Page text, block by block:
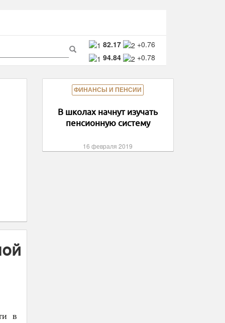
82.17
+0.76
94.84
+0.78
Поиск
в
ФИНАНСЫ И ПЕНСИИ
В школах начнут изучать
пенсионную систему
16 февраля 2019